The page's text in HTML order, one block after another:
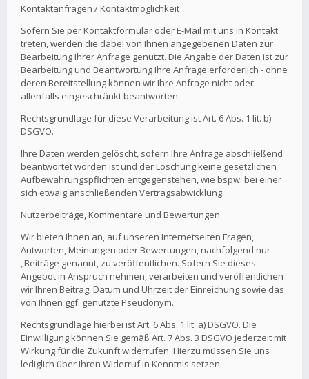
Kontaktanfragen / Kontaktmöglichkeit
Sofern Sie per Kontaktformular oder E-Mail mit uns in Kontakt
treten, werden die dabei von Ihnen angegebenen Daten zur
Bearbeitung Ihrer Anfrage genutzt. Die Angabe der Daten ist zur
Bearbeitung und Beantwortung Ihre Anfrage erforderlich - ohne
deren Bereitstellung können wir Ihre Anfrage nicht oder
allenfalls eingeschränkt beantworten.
Rechtsgrundlage für diese Verarbeitung ist Art. 6 Abs. 1 lit. b)
DSGVO.
Ihre Daten werden gelöscht, sofern Ihre Anfrage abschließend
beantwortet worden ist und der Löschung keine gesetzlichen
Aufbewahrungspflichten entgegenstehen, wie bspw. bei einer
sich etwaig anschließenden Vertragsabwicklung.
Nutzerbeiträge, Kommentare und Bewertungen
Wir bieten Ihnen an, auf unseren Internetseiten Fragen,
Antworten, Meinungen oder Bewertungen, nachfolgend nur
„Beiträge genannt, zu veröffentlichen. Sofern Sie dieses
Angebot in Anspruch nehmen, verarbeiten und veröffentlichen
wir Ihren Beitrag, Datum und Uhrzeit der Einreichung sowie das
von Ihnen ggf. genutzte Pseudonym.
Rechtsgrundlage hierbei ist Art. 6 Abs. 1 lit. a) DSGVO. Die
Einwilligung können Sie gemäß Art. 7 Abs. 3 DSGVO jederzeit mit
Wirkung für die Zukunft widerrufen. Hierzu müssen Sie uns
lediglich über Ihren Widerruf in Kenntnis setzen.